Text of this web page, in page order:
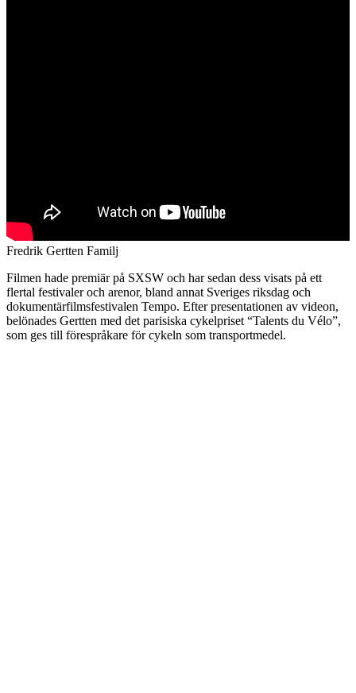
Fredrik Gertten Familj
Filmen hade premiär på SXSW och har sedan dess visats på ett
flertal festivaler och arenor, bland annat Sveriges riksdag och
dokumentärfilmsfestivalen Tempo. Efter presentationen av videon,
belönades Gertten med det parisiska cykelpriset “Talents du Vélo”,
som ges till förespråkare för cykeln som transportmedel.